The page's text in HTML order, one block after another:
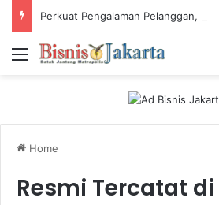
Menu
Home
Resmi Tercatat di